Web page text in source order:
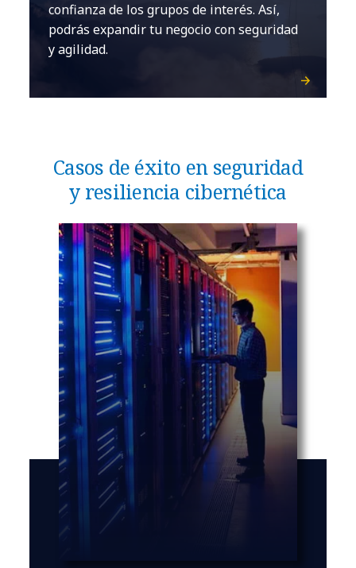
confianza de los grupos de interés. Así,
podrás expandir tu negocio con seguridad
y agilidad.
Casos de éxito en seguridad
y resiliencia cibernética